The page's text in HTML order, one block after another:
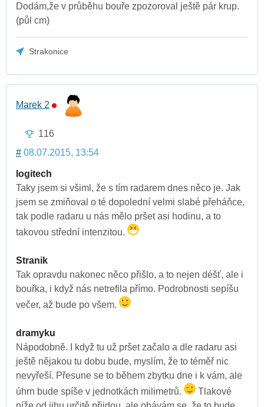
Dodám,že v průběhu bouře zpozoroval ještě pár krup.
(půl cm)
Strakonice
Marek 2
116
# 08.07.2015, 13:54
logitech
Taky jsem si všiml, že s tím radarem dnes něco je. Jak
jsem se zmiňoval o té dopolední velmi slabé přeháňce,
tak podle radaru u nás mělo pršet asi hodinu, a to
takovou střední intenzitou.
Stranik
Tak opravdu nakonec něco přišlo, a to nejen déšť, ale i
bouřka, i když nás netrefila přímo. Podrobnosti sepíšu
večer, až bude po všem.
dramyku
Nápodobně. I když tu už pršet začalo a dle radaru asi
ještě nějakou tu dobu bude, myslím, že to téměř nic
nevyřeší. Přesune se to během zbytku dne i k vám, ale
úhrn bude spíše v jednotkách milimetrů.
Tlakové